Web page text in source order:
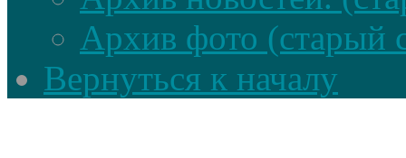
Архив фото (старый
Вернуться к началу